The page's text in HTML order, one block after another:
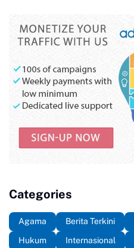
Categories
Agama Berita Terkini
Hukum
Internasional